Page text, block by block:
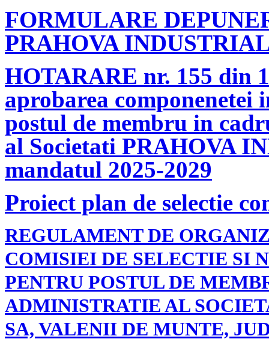
FORMULARE
PRAHOVA
HOTARARE nr. 155 din
aprobarea
postul de membru in
al Societati PRAHOVA
mandatul 2025-2029
Proiect plan de selectie
REGULAMENT DE
COMISIEI DE SELECTIE SI
PENTRU POSTUL DE
ADMINISTRATIE AL
SA, VALENII DE MUNTE,